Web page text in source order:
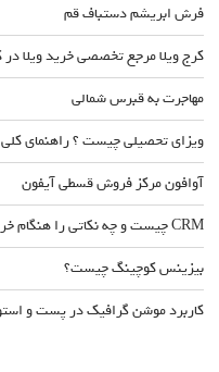
فرش ابریشم دستباف قم
کرج ویلا مرجع تخصصی خرید ویلا در
مهاجرت به قبرس شمالی
ویزای تحصیلی چیست ؟ راهنمای
آوافون مرکز فروش قسطی آیفون
CRM چیست و چه نکاتی را هنگام خرید CRM باید رعایت کرد؟
بیزینس کوچینگ چیست؟
کاربرد موشن گرافیک در پست و